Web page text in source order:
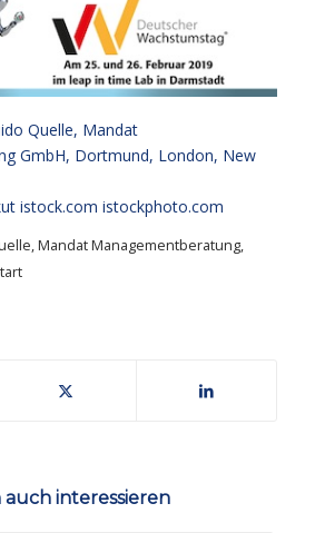
Quelle, Mandat
GmbH, Dortmund, London, New
istock.com istockphoto.com
,Mandat Managementberatung,
auch interessieren